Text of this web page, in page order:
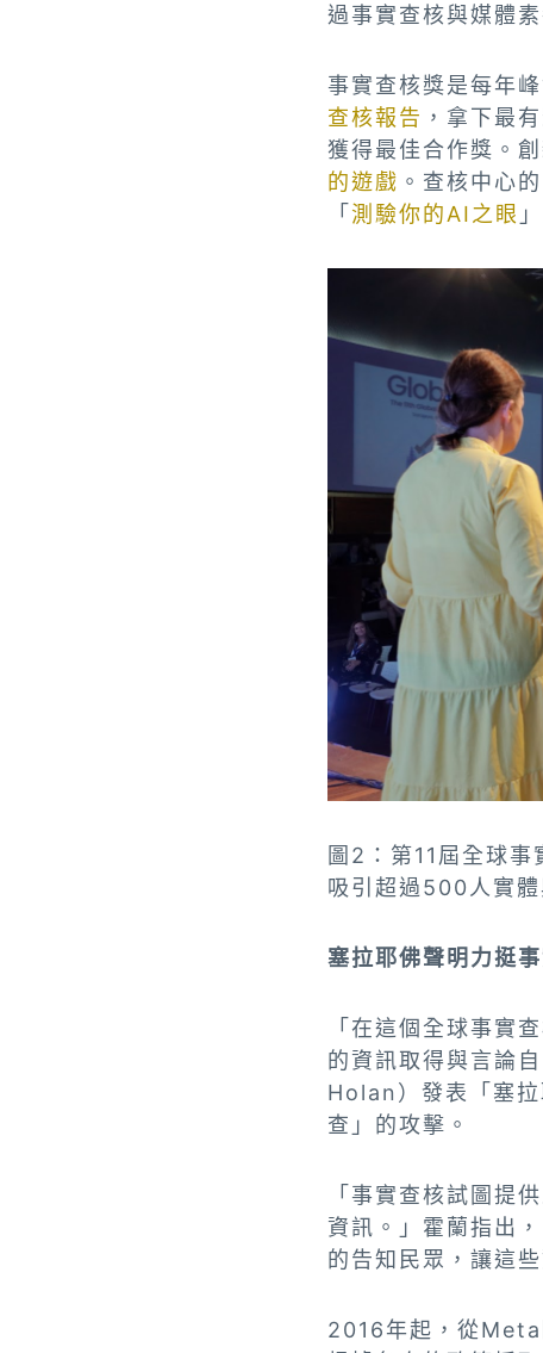
過事實查核與媒體
事實查核獎是每年
查核報告 ，拿下最
獲得最佳合作獎。
的遊戲 。查核中心的
「 測驗你的AI之眼
圖2：第11屆全球
吸引超過500人實
塞拉耶佛聲明力挺
「在這個全球事實
的資訊取得與言論
Holan）發表「塞
查」的攻擊。
「事實查核試圖提
資訊。」霍蘭指出
的告知民眾，讓這
2016年起，從Meta